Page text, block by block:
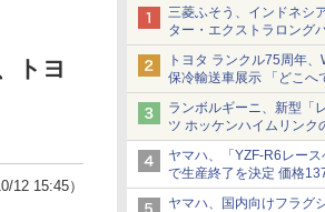
三菱ふそう、インドネシ
ター・エクストラロング
ックベースの観光・旅客
トヨタ ランクル75周年
保冷輸送車展示 「どこへ
てこられる」ランドクル
ランボルギーニ、新型「
ツ ホッケンハイムリンク
記録
ヤマハ、「YZF-R6レー
で生産終了を決定 価格
ヤマハ、国内向けフラグ
トヨ
12 15:45）